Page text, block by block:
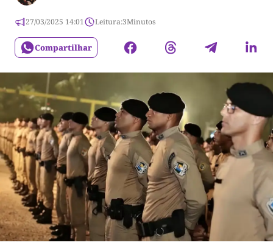
27/03/2025 14:01 Leitura:3Minutos
Compartilhar